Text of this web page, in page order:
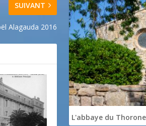
SUIVANT
Alagauda 2016
L'abbaye du